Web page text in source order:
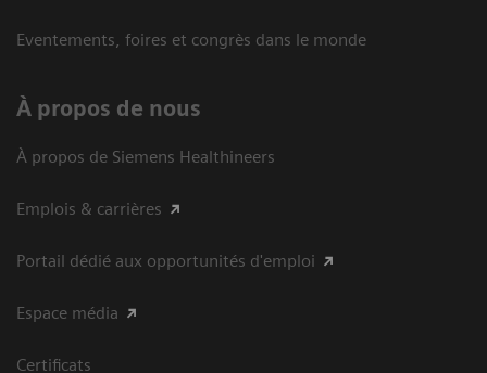
Eventements, foires et congrès dans le monde
À propos de nous
À propos de Siemens Healthineers
Emplois & carrières
Portail dédié aux opportunités d'emploi
Espace média
Certificats